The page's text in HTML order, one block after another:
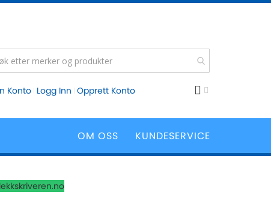
Konto Logg Inn Opprett Konto
KUNDESERVICE
OM OSS